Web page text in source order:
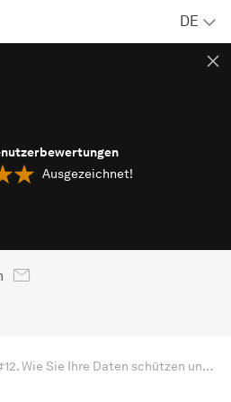
DE
Ausgezeichnet!
TechTok #12. Wie Sie Ihre Daten schützen und Ihr VPN optimieren